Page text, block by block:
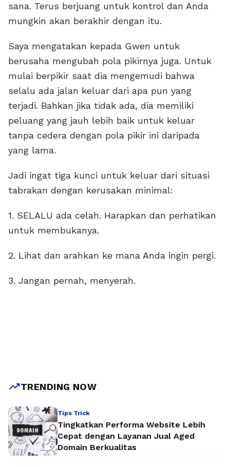
sana. Terus berjuang untuk kontrol dan Anda
mungkin akan berakhir dengan itu.
Saya mengatakan kepada Gwen untuk
berusaha mengubah pola pikirnya juga. Untuk
mulai berpikir saat dia mengemudi bahwa
selalu ada jalan keluar dari apa pun yang
terjadi. Bahkan jika tidak ada, dia memiliki
peluang yang jauh lebih baik untuk keluar
tanpa cedera dengan pola pikir ini daripada
yang lama.
Jadi ingat tiga kunci untuk keluar dari situasi
tabrakan dengan kerusakan minimal:
1. SELALU ada celah. Harapkan dan perhatikan
untuk membukanya.
2. Lihat dan arahkan ke mana Anda ingin pergi.
3. Jangan pernah, menyerah.
trending_upTRENDING NOW
Tips Trick
Tingkatkan Performa Website Lebih
Cepat dengan Layanan Jual Aged
Domain Berkualitas